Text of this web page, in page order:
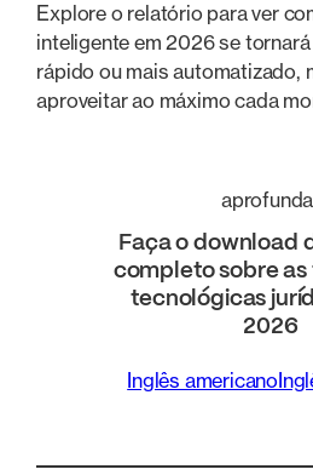
Explore o relatório para ver
inteligente em 2026 se
rápido ou mais automatizado,
aproveitar ao máximo cada
Faça o download
completo sobre
tecnológicas
2026
Inglês americano